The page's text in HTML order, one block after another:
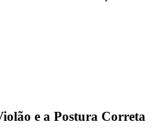
e a Postura Correta